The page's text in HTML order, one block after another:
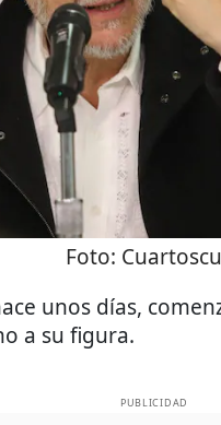
Foto:
unos días,
a su figura.
PUBLICIDAD